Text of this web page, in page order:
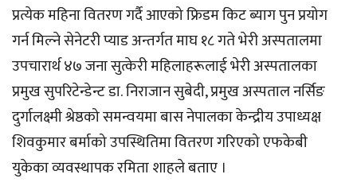
प्रत्येक महिना वितरण गर्दै आएको फ्रिडम किट ब्याग पुन प्रयोग
गर्न मिल्ने सेनेटरी प्याड अन्तर्गत माघ १८ गते भेरी अस्पतालमा
उपचारार्थ ४७ जना सुत्केरी महिलाहरूलाई भेरी अस्पतालका
प्रमुख सुपरिटेन्डेन्ट डा. निराजान सुबेदी, प्रमुख अस्पताल नर्सिङ
दुर्गालक्ष्मी श्रेष्ठको समन्वयमा बास नेपालका केन्द्रीय उपाध्यक्ष
शिवकुमार बर्माको उपस्थितिमा वितरण गरिएको एफकेबी
युकेका व्यवस्थापक रमिता शाहले बताए ।